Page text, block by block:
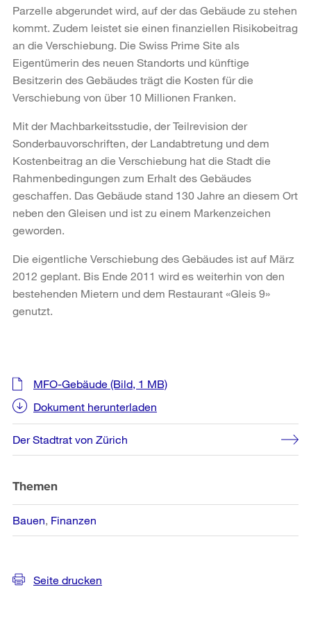
Parzelle abgerundet wird, auf der das Gebäude zu stehen
kommt. Zudem leistet sie einen finanziellen Risikobeitrag
an die Verschiebung. Die Swiss Prime Site als
Eigentümerin des neuen Standorts und künftige
Besitzerin des Gebäudes trägt die Kosten für die
Verschiebung von über 10 Millionen Franken.
Mit der Machbarkeitsstudie, der Teilrevision der
Sonderbauvorschriften, der Landabtretung und dem
Kostenbeitrag an die Verschiebung hat die Stadt die
Rahmenbedingungen zum Erhalt des Gebäudes
geschaffen. Das Gebäude stand 130 Jahre an diesem Ort
neben den Gleisen und ist zu einem Markenzeichen
geworden.
Die eigentliche Verschiebung des Gebäudes ist auf März
2012 geplant. Bis Ende 2011 wird es weiterhin von den
bestehenden Mietern und dem Restaurant «Gleis 9»
genutzt.
Weitere
Informationen
MFO-Gebäude (Bild, 1 MB)
Dokument herunterladen
Der Stadtrat von Zürich
Themen
Bauen Finanzen
Seite drucken